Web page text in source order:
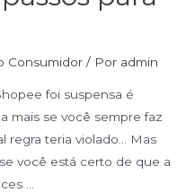
Consumidor / Por admin
foi suspensa é
mais se você sempre faz
regra teria violado… Mas
você está certo de que a
…